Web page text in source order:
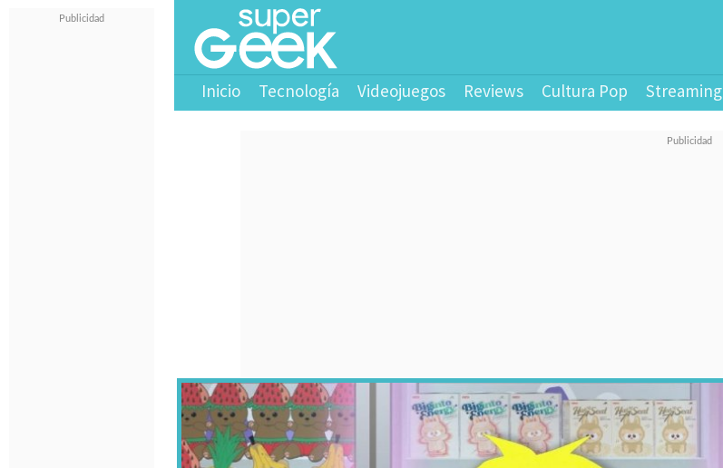
Inicio Tecnología Videojuegos Reviews Cultura Pop Streaming